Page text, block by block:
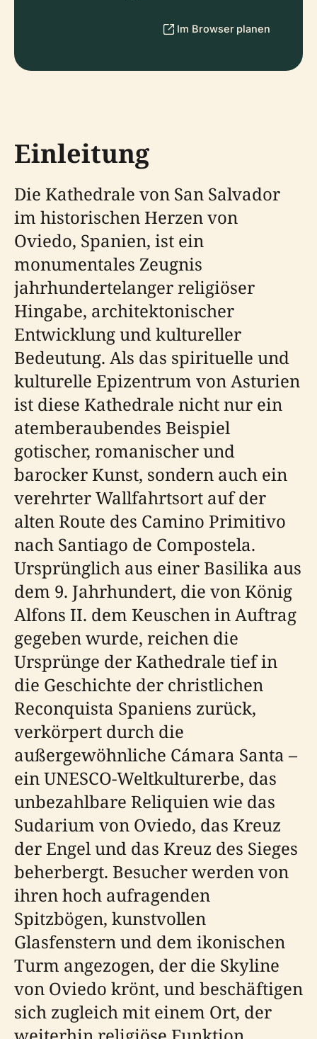
Im Browser planen
Einleitung
Die Kathedrale von San Salvador
im historischen Herzen von
Oviedo, Spanien, ist ein
monumentales Zeugnis
jahrhundertelanger religiöser
Hingabe, architektonischer
Entwicklung und kultureller
Bedeutung. Als das spirituelle und
kulturelle Epizentrum von Asturien
ist diese Kathedrale nicht nur ein
atemberaubendes Beispiel
gotischer, romanischer und
barocker Kunst, sondern auch ein
verehrter Wallfahrtsort auf der
alten Route des Camino Primitivo
nach Santiago de Compostela.
Ursprünglich aus einer Basilika aus
dem 9. Jahrhundert, die von König
Alfons II. dem Keuschen in Auftrag
gegeben wurde, reichen die
Ursprünge der Kathedrale tief in
die Geschichte der christlichen
Reconquista Spaniens zurück,
verkörpert durch die
außergewöhnliche Cámara Santa –
ein UNESCO-Weltkulturerbe, das
unbezahlbare Reliquien wie das
Sudarium von Oviedo, das Kreuz
der Engel und das Kreuz des Sieges
beherbergt. Besucher werden von
ihren hoch aufragenden
Spitzbögen, kunstvollen
Glasfenstern und dem ikonischen
Turm angezogen, der die Skyline
von Oviedo krönt, und beschäftigen
sich zugleich mit einem Ort, der